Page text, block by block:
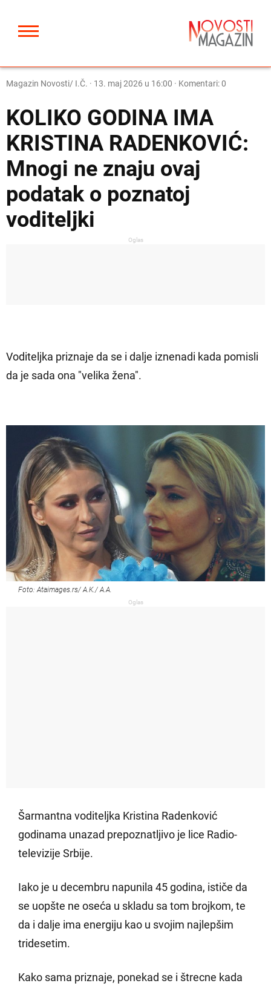
Magazin Novosti/ I.Č. · 13. maj 2026 u 16:00 · Komentari: 0
KOLIKO GODINA IMA
KRISTINA RADENKOVIĆ:
Mnogi ne znaju ovaj
podatak o poznatoj
voditeljki
Oglas
Voditeljka priznaje da se i dalje iznenadi kada pomisli
da je sada ona "velika žena".
Foto: Ataimages.rs/ A.K./ A.A.
Oglas
Šarmantna voditeljka Kristina Radenković
godinama unazad prepoznatljivo je lice Radio-
televizije Srbije.
Iako je u decembru napunila 45 godina, ističe da
se uopšte ne oseća u skladu sa tom brojkom, te
da i dalje ima energiju kao u svojim najlepšim
tridesetim.
Kako sama priznaje, ponekad se i štrecne kada